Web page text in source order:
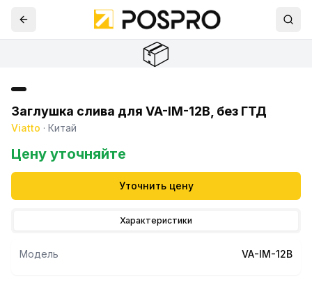
📦
Заглушка слива для VA-IM-12B, без ГТД
Viatto · Китай
Цену уточняйте
Уточнить цену
Характеристики
Модель VA-IM-12B